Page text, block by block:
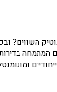
המתמחה